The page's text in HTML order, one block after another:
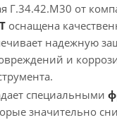
Г.34.42.М30 от
оснащена
надежную
и
специальными
значительно